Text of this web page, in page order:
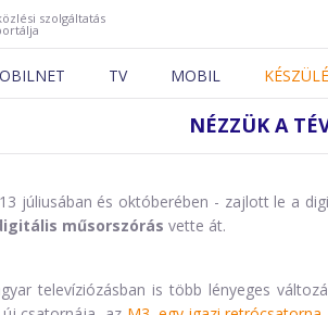
szolgáltatás
TV MOBIL
NÉZZÜK A
júliusában és októberében - zajlott le a
műsorszórás vette át.
televíziózásban is több lényeges